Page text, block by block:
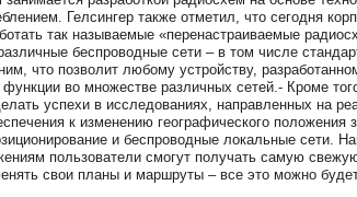
Гелсингер также отметил, что сегодня
так называемые «перенастраиваемые
беспроводные сети – в том числе
что позволит любому устройству,
во множестве различных сетей.- Кроме
успехи в исследованиях, направленных на
к изменению географического положения
и беспроводные локальные сети.
пользователи смогут получать самую
свои планы и маршруты – все это можно